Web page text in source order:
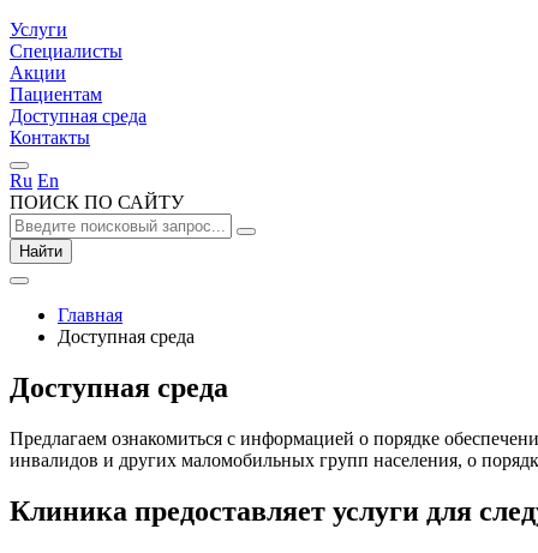
Услуги
Специалисты
Акции
Пациентам
Доступная среда
Контакты
Ru En
ПОИСК ПО САЙТУ
Найти
Главная
Доступная среда
Доступная среда
Предлагаем ознакомиться с информацией о порядке
инвалидов и других маломобильных групп населения, о
Клиника предоставляет услуги для